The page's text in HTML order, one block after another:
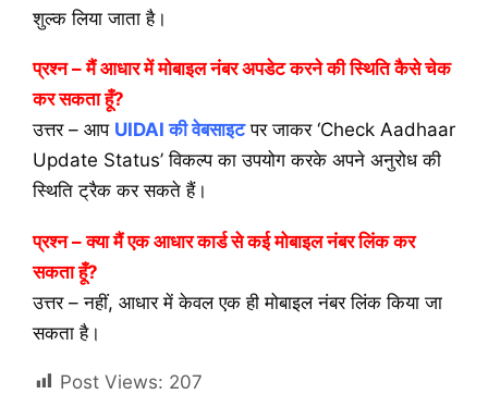
शुल्क लिया जाता है।
प्रश्न – मैं आधार में मोबाइल नंबर अपडेट करने की स्थिति कैसे चेक
कर सकता हूँ?
उत्तर – आप UIDAI की वेबसाइटपर जाकर ‘Check Aadhaar
Update Status’ विकल्प का उपयोग करके अपने अनुरोध की
स्थिति ट्रैक कर सकते हैं।
प्रश्न – क्या मैं एक आधार कार्ड से कई मोबाइल नंबर लिंक कर
सकता हूँ?
उत्तर – नहीं, आधार में केवल एक ही मोबाइल नंबर लिंक किया जा
सकता है।
Post Views: 207